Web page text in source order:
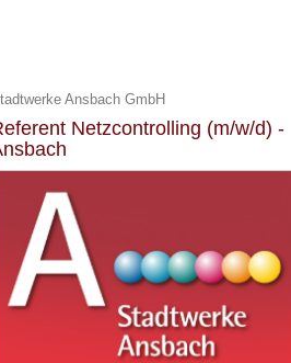
Ansbach GmbH
Netzcontrolling (m/w/d) -